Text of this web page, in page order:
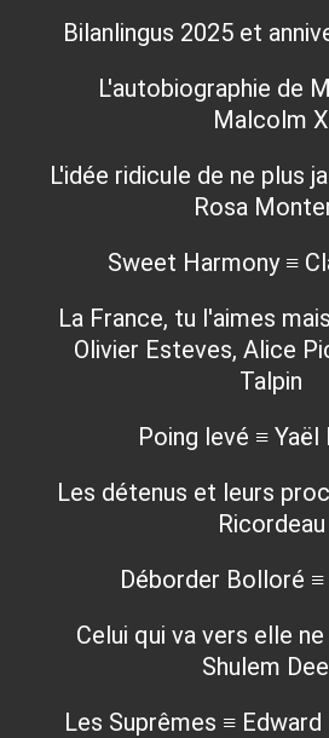
Bilanlingus 2025 et
L'autobiographie de
Malcolm X
L'idée ridicule de ne plus
Rosa
Sweet Harmony ≡
La France, tu l'aimes
Olivier Esteves, Alice
Talpin
Poing levé ≡ Yaël
Les détenus et leurs
Ricordeau
Déborder Bolloré
Celui qui va vers elle
Shulem
Les Suprêmes ≡